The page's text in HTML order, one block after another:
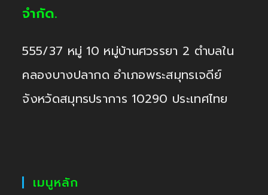
จำกัด.
555/37 หมู่ 10 หมู่บ้านศวรรยา 2 ตำบลใน
คลองบางปลากด อำเภอพระสมุทรเจดีย์
จังหวัดสมุทรปราการ 10290 ประเทศไทย
เมนูหลัก